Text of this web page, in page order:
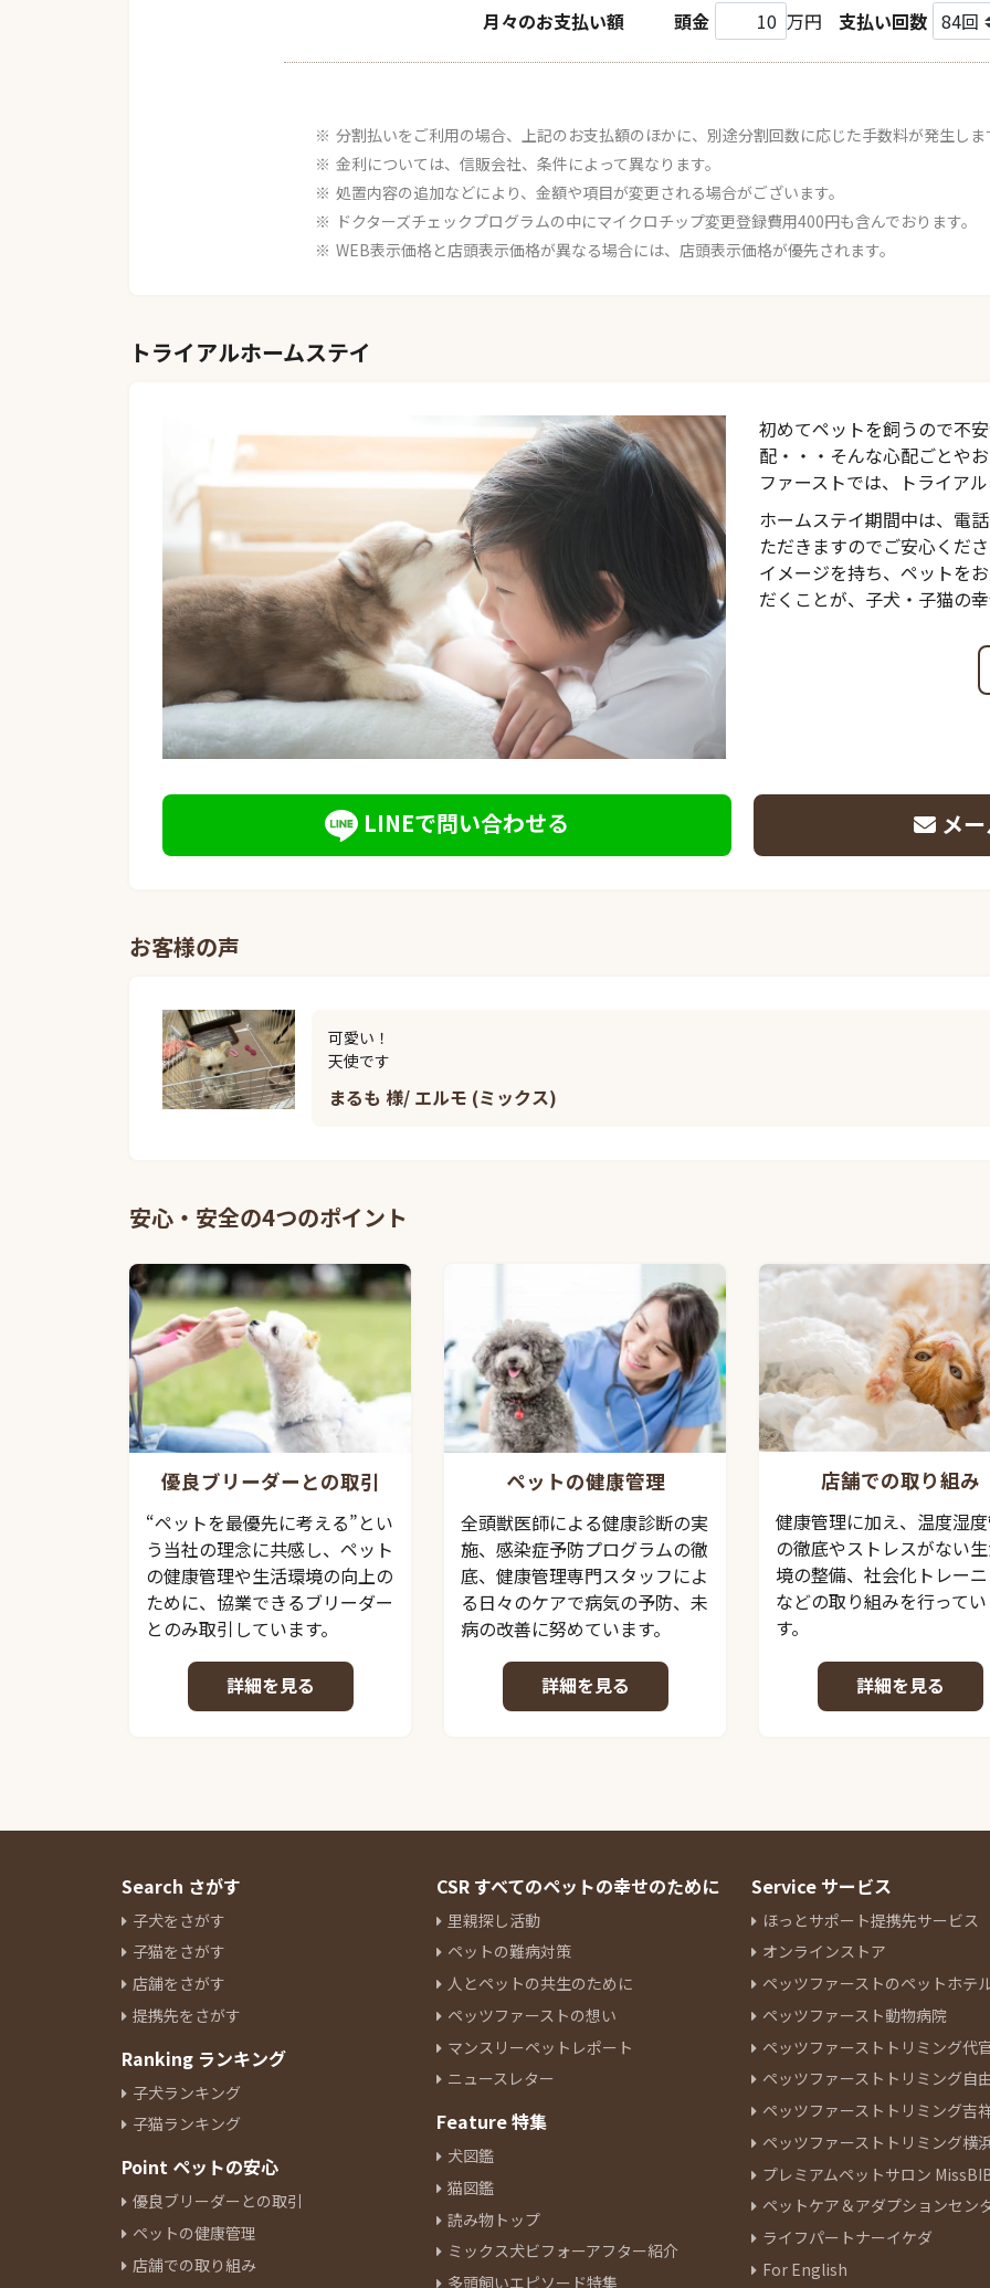
月々のお支払い額 頭金 万円 支払い回数
分割払いをご利用の場合、上記のお支払額のほかに、別途分割回数に応じた手数料が発生しま
金利については、信販会社、条件によって異なります。
処置内容の追加などにより、金額や項目が変更される場合がございます。
ドクターズチェックプログラムの中にマイクロチップ変更登録費用400円も含んでおります。
WEB表示価格と店頭表示価格が異なる場合には、店頭表示価格が優先されます。
トライアルホームステイ
初めてペットを飼うので不
配・・・そんな心配ごとや
ファーストでは、トライア
ホームステイ期間中は、電
ただきますのでご安心くだ
イメージを持ち、ペットを
だくことが、子犬・子猫の
LINEで問い合わせる メ
お客様の声
可愛い！
天使です
まるも 様/ エルモ (ミックス)
安心・安全の4つのポイント
優良ブリーダーとの取引
“ペットを最優先に考える”とい
う当社の理念に共感し、ペット
の健康管理や生活環境の向上の
ために、協業できるブリーダー
とのみ取引しています。
詳細を見る
ペットの健康管理
全頭獣医師による健康診断の実
施、感染症予防プログラムの徹
底、健康管理専門スタッフによ
る日々のケアで病気の予防、未
病の改善に努めています。
詳細を見る
店舗での取り組み
健康管理に加え、温度湿
の徹底やストレスがない
境の整備、社会化トレー
などの取り組みを行って
す。
詳細を見る
Search さがす
子犬をさがす
子猫をさがす
店舗をさがす
提携先をさがす
Ranking ランキング
子犬ランキング
子猫ランキング
Point ペットの安心
優良ブリーダーとの取引
ペットの健康管理
店舗での取り組み
CSR すべてのペットの幸せのために
里親探し活動
ペットの難病対策
人とペットの共生のために
ペッツファーストの想い
マンスリーペットレポート
ニュースレター
Feature 特集
犬図鑑
猫図鑑
読み物トップ
ミックス犬ビフォーアフター紹介
多頭飼いエピソード特集
Service サービス
ほっとサポート提携先サービス
オンラインストア
ペッツファーストのペットホテ
ペッツファースト動物病院
ペッツファーストトリミング代
ペッツファーストトリミング自
ペッツファーストトリミング吉
ペッツファーストトリミング横
プレミアムペットサロン
ペットケア＆アダプションセン
ライフパートナーイケダ
For English